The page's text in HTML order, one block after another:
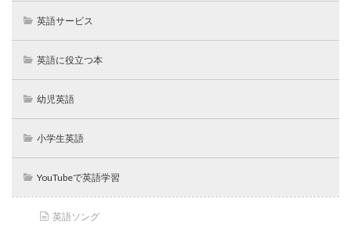
英語サービス
英語に役立つ本
幼児英語
小学生英語
YouTubeで英語学習
英語ソング